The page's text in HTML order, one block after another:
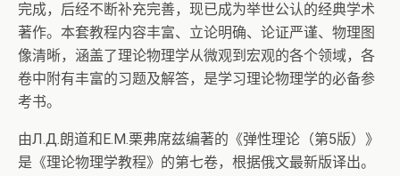
完成，后经不断补充完善，现已成为举世公认的经典学术
著作。本套教程内容丰富、立论明确、论证严谨、物理图
像清晰，涵盖了理论物理学从微观到宏观的各个领域，各
卷中附有丰富的习题及解答，是学习理论物理学的必备参
考书。
由Л.Д.朗道和Е.М.栗弗席兹编著的《弹性理论（第5版）》
是《理论物理学教程》的第七卷，根据俄文最新版译出。